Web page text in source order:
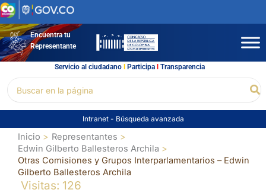
Ir
al
contenidoEncuentra tu
Representante
Servicio al ciudadano l Participal Transparencia
por:
Intranet - Búsqueda avanzada
Inicio
Representantes
Edwin Gilberto Ballesteros Archila
Otras Comisiones y Grupos Interparlamentarios – Edwin
Gilberto Ballesteros Archila
Visitas: 126